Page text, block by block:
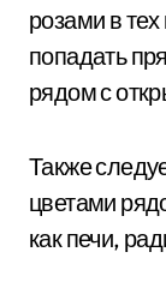
розами в тех
попадать
рядом с
Также
цветами
как печи,